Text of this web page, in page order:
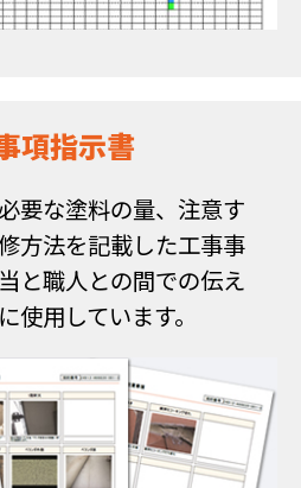
項指示書
要な塗料の量、注意す
方法を記載した工事事
と職人との間での伝え
使用しています。